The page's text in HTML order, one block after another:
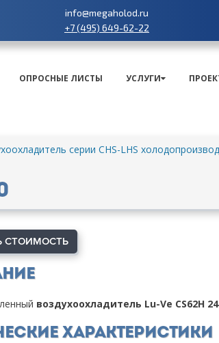
info@megaholod.ru
+7 (495) 649-62-22
ОПРОСНЫЕ ЛИСТЫ УСЛУГИ
серии CHS-LHS
СТОИМОСТЬ
воздухоохладитель Lu-Ve CS62H
характеристики